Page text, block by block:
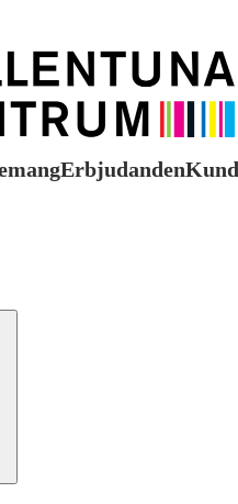
Erbjudanden